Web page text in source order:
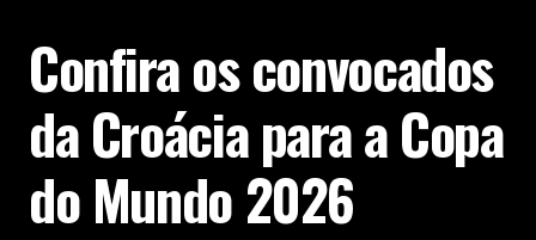
Confira os convocados
da Croácia para a Copa
do Mundo 2026